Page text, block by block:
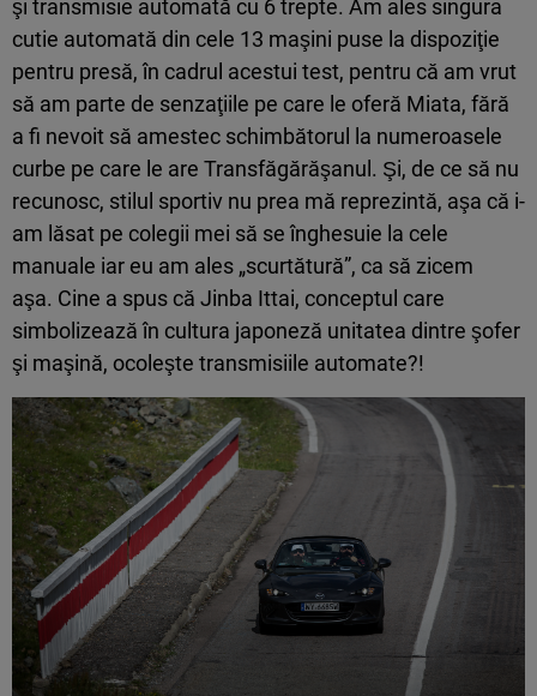
şi transmisie automată cu 6 trepte. Am ales singura
cutie automată din cele 13 maşini puse la dispoziţie
pentru presă, în cadrul acestui test, pentru că am vrut
să am parte de senzaţiile pe care le oferă Miata, fără
a fi nevoit să amestec schimbătorul la numeroasele
curbe pe care le are Transfăgărăşanul. Şi, de ce să nu
recunosc, stilul sportiv nu prea mă reprezintă, aşa că i-
am lăsat pe colegii mei să se înghesuie la cele
manuale iar eu am ales „scurtătură”, ca să zicem
aşa. Cine a spus că Jinba Ittai, conceptul care
simbolizează în cultura japoneză unitatea dintre şofer
şi maşină, ocoleşte transmisiile automate?!